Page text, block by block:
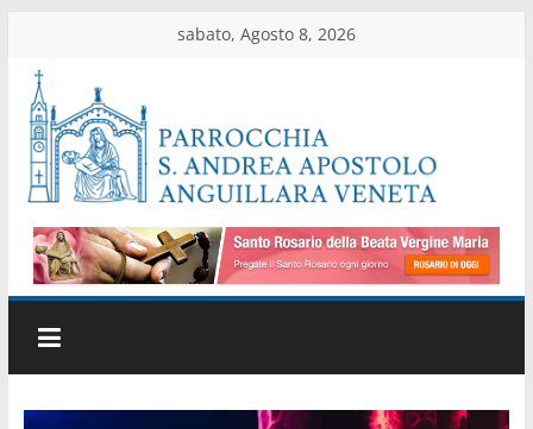
contenuto
sabato, Agosto 8, 2026
Parrocchia
di
Anguillara
Veneta
Sito